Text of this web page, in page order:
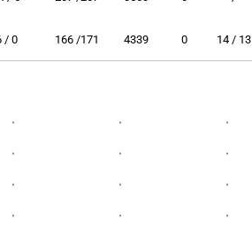
/ 0 166 /171 4339 0 14 / 13